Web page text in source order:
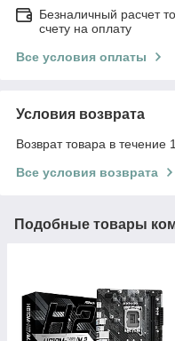
Безналичный расчет
счету на оплату
Все условия оплаты
Условия возврата
Возврат товара в течение
Все условия возврата
Подобные товары